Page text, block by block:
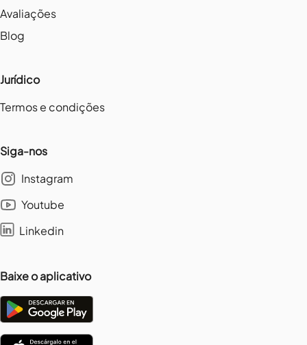
Avaliações
Blog
Jurídico
Termos e condições
Siga-nos
Instagram
Youtube
Linkedin
Baixe o aplicativo